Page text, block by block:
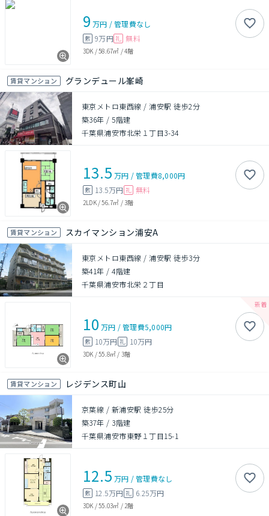
9 万円 /管理費なし
敷 9万円 礼 無料
3DK /58.67㎡ /4階
賃貸マンション グランデュール峯崎
東京メトロ東西線 / 浦安駅 徒歩2分
築36年 /5階建
千葉県浦安市北栄１丁目3-34
13.5 万円 /管理費8,000円
敷 13.5万円 礼 無料
2LDK/56.7㎡ /3階
賃貸マンション スカイマンション浦安A
東京メトロ東西線 / 浦安駅 徒歩3分
築41年 /4階建
千葉県浦安市北栄２丁目
10 万円 /管理費5,000円
敷 10万円 礼 10万円
3DK /55.8㎡ / 3階
賃貸マンション レジデンス町山
京葉線 / 新浦安駅 徒歩25分
築37年 / 3階建
千葉県浦安市東野１丁目15-1
12.5 万円 /管理費なし
敷 12.5万円 礼 6.25万円
3DK /55.03㎡ / 2階